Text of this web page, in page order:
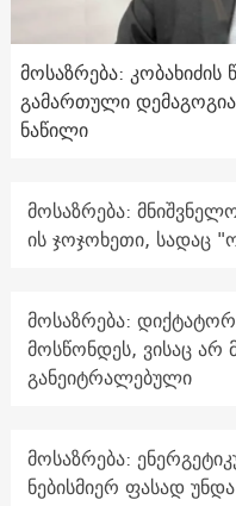
მოსაზრება:
გამართული დემაგოგია
ნაწილი
მოსაზრება:
ის ჯოჯოხეთი, სადაც
მოსაზრება:
მოსწონდეს, ვისაც არ
განეიტრალებული
მოსაზრება:
ნებისმიერ ფასად